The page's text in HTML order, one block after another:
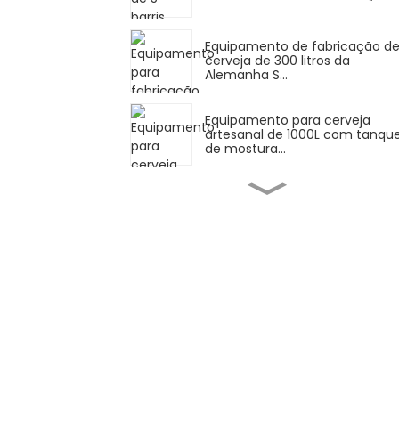
Equipamento de fabricação de
cerveja de 300 litros da
Alemanha S...
Equipamento para cerveja
artesanal de 1000L com
de mostura...
Cervejaria de 2 tanques com